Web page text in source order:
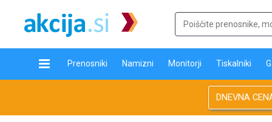
Prenosniki Namizni Monitorji Tiskalniki
DNEVNA